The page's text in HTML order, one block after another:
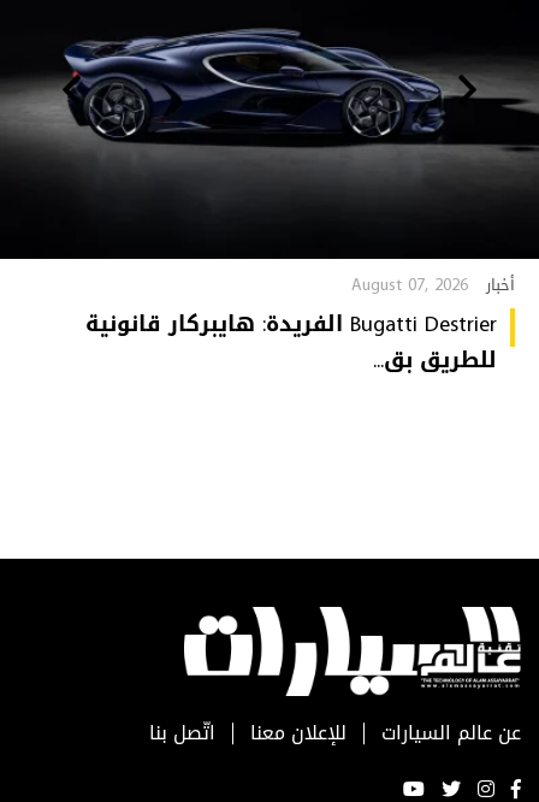
أخبار August 07, 2026
Bugatti Destrier الفريدة: هايبركار قانونية
للطريق بق...
عن عالم السيارات للإعلان معنا اتّصل بنا